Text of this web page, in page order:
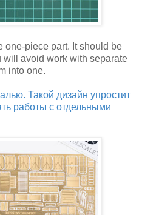
one-piece part. It should be
will avoid work with separate
into one.
Такой дизайн упростит
работы с отдельными